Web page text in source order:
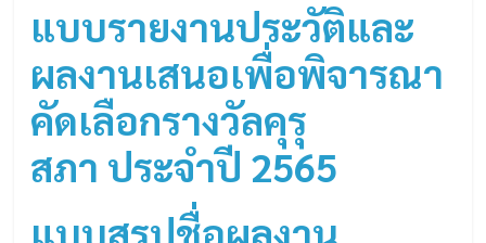
แบบรายงานประวัติและ
ผลงานเสนอเพื่อพิจารณา
คัดเลือกรางวัลคุรุ
สภา ประจำปี 2565
แบบสรุปชื่อผลงาน